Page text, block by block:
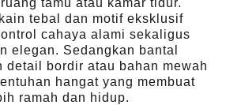
tamu atau kamar tidur.
tebal dan motif eksklusif
cahaya alami sekaligus
elegan. Sedangkan bantal
detail bordir atau bahan mewah
hangat yang membuat
ramah dan hidup.